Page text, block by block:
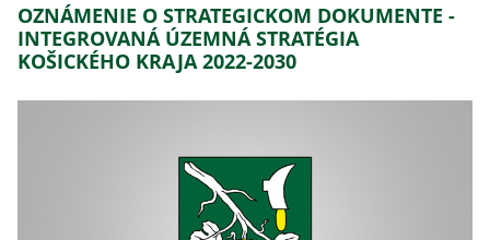
OZNÁMENIE O STRATEGICKOM DOKUMENTE -
INTEGROVANÁ ÚZEMNÁ STRATÉGIA
KOŠICKÉHO KRAJA 2022-2030